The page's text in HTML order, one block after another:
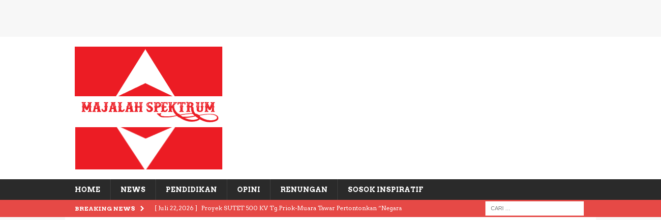
HOME NEWS PENDIDIKAN OPINI RENUNGAN SOSOK INSPIRATIF
BREAKING NEWS [ Juli 22, 2026 ] Proyek SUTET 500 KV Tg.Priok-Muara Tawar Pertontonkan “Negara